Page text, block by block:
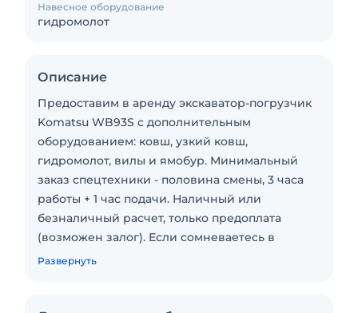
Навесное оборудование
гидромолот
Описание
Предоставим в аренду экскаватор-погрузчик
Komatsu WB93S с дополнительным
оборудованием: ковш, узкий ковш,
гидромолот, вилы и ямобур. Минимальный
заказ спецтехники - половина смены, 3 часа
работы + 1 час подачи. Наличный или
безналичный расчет, только предоплата
(возможен залог). Если сомневаетесь в
нужной техники, то проконсультируйтесь с
Развернуть